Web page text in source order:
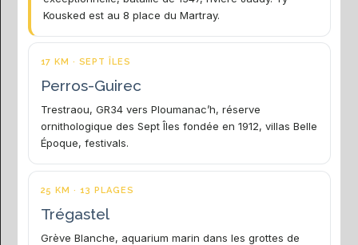
Kousked est au 8 place du Martray.
17 KM · SEPT ÎLES
Perros-Guirec
Trestraou, GR34 vers Ploumanac’h, réserve
ornithologique des Sept Îles fondée en 1912, villas Belle
Époque, festivals.
25 KM · 13 PLAGES
Trégastel
Grève Blanche, aquarium marin dans les grottes de